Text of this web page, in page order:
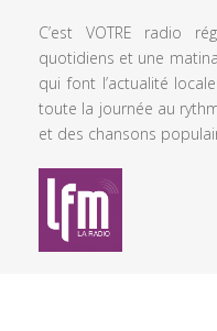
C’est VOTRE radio
quotidiens et une
qui font l’actualité
toute la journée au
et des chansons